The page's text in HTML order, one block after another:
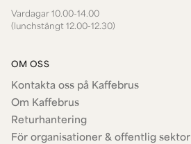
Vardagar 10.00-14.00
(lunchstängt 12.00-12.30)
OM OSS
Kontakta oss på Kaffebrus
Om Kaffebrus
Returhantering
För organisationer & offentlig sektor